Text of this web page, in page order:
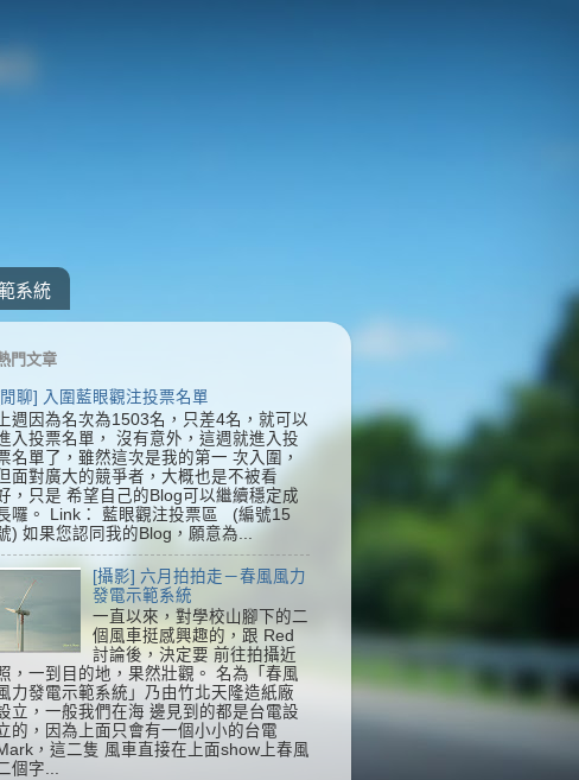
系統
門文章
聊] 入圍藍眼觀注投票名單
上週因為名次為1503名，只差4名，就可以
入投票名單， 沒有意外，這週就進入投
名單了，雖然這次是我的第一 次入圍，
面對廣大的競爭者，大概也是不被看
，只是 希望自己的Blog可以繼續穩定成
囉。 Link： 藍眼觀注投票區 (編號15
) 如果您認同我的Blog，願意為...
[攝影] 六月拍拍走－春風風力
發電示範系統
一直以來，對學校山腳下的二
個風車挺感興趣的，跟 Red
討論後，決定要 前往拍攝近
，一到目的地，果然壯觀。 名為「春風
力發電示範系統」乃由竹北天隆造紙廠
立，一般我們在海 邊見到的都是台電設
的，因為上面只會有一個小小的台電
，這二隻 風車直接在上面show上春風
個字...